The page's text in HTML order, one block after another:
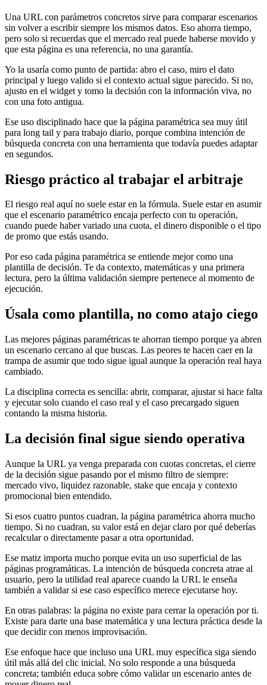
Una URL con parámetros concretos sirve para comparar escenarios
sin volver a escribir siempre los mismos datos. Eso ahorra tiempo,
pero solo si recuerdas que el mercado real puede haberse movido y
que esta página es una referencia, no una garantía.
Yo la usaría como punto de partida: abro el caso, miro el dato
principal y luego valido si el contexto actual sigue parecido. Si no,
ajusto en el widget y tomo la decisión con la información viva, no
con una foto antigua.
Ese uso disciplinado hace que la página paramétrica sea muy útil
para long tail y para trabajo diario, porque combina intención de
búsqueda concreta con una herramienta que todavía puedes adaptar
en segundos.
Riesgo práctico al trabajar el arbitraje
El riesgo real aquí no suele estar en la fórmula. Suele estar en asumir
que el escenario paramétrico encaja perfecto con tu operación,
cuando puede haber variado una cuota, el dinero disponible o el tipo
de promo que estás usando.
Por eso cada página paramétrica se entiende mejor como una
plantilla de decisión. Te da contexto, matemáticas y una primera
lectura, pero la última validación siempre pertenece al momento de
ejecución.
Úsala como plantilla, no como atajo ciego
Las mejores páginas paramétricas te ahorran tiempo porque ya abren
un escenario cercano al que buscas. Las peores te hacen caer en la
trampa de asumir que todo sigue igual aunque la operación real haya
cambiado.
La disciplina correcta es sencilla: abrir, comparar, ajustar si hace falta
y ejecutar solo cuando el caso real y el caso precargado siguen
contando la misma historia.
La decisión final sigue siendo operativa
Aunque la URL ya venga preparada con cuotas concretas, el cierre
de la decisión sigue pasando por el mismo filtro de siempre:
mercado vivo, liquidez razonable, stake que encaja y contexto
promocional bien entendido.
Si esos cuatro puntos cuadran, la página paramétrica ahorra mucho
tiempo. Si no cuadran, su valor está en dejar claro por qué deberías
recalcular o directamente pasar a otra oportunidad.
Ese matiz importa mucho porque evita un uso superficial de las
páginas programáticas. La intención de búsqueda concreta atrae al
usuario, pero la utilidad real aparece cuando la URL le enseña
también a validar si ese caso específico merece ejecutarse hoy.
En otras palabras: la página no existe para cerrar la operación por ti.
Existe para darte una base matemática y una lectura práctica desde la
que decidir con menos improvisación.
Ese enfoque hace que incluso una URL muy específica siga siendo
útil más allá del clic inicial. No solo responde a una búsqueda
concreta; también educa sobre cómo validar un escenario antes de